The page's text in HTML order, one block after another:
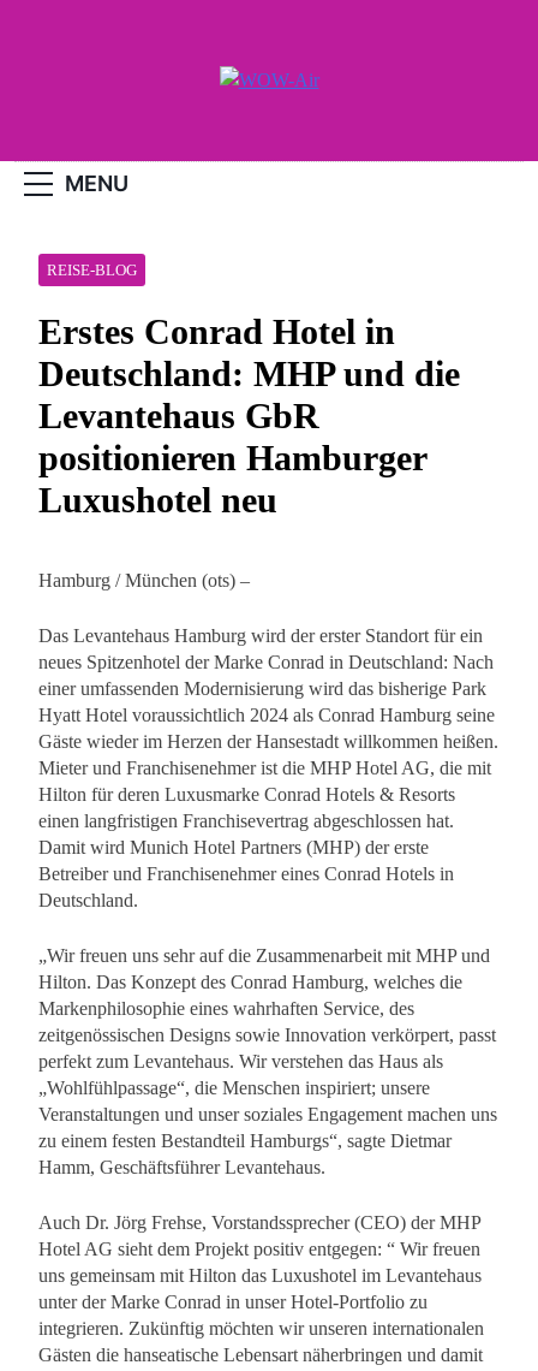
MENU
REISE-BLOG
Erstes Conrad Hotel in
Deutschland: MHP und die
Levantehaus GbR
positionieren Hamburger
Luxushotel neu
Hamburg / München (ots) –
Das Levantehaus Hamburg wird der erster Standort für ein
neues Spitzenhotel der Marke Conrad in Deutschland: Nach
einer umfassenden Modernisierung wird das bisherige Park
Hyatt Hotel voraussichtlich 2024 als Conrad Hamburg seine
Gäste wieder im Herzen der Hansestadt willkommen heißen.
Mieter und Franchisenehmer ist die MHP Hotel AG, die mit
Hilton für deren Luxusmarke Conrad Hotels & Resorts
einen langfristigen Franchisevertrag abgeschlossen hat.
Damit wird Munich Hotel Partners (MHP) der erste
Betreiber und Franchisenehmer eines Conrad Hotels in
Deutschland.
„Wir freuen uns sehr auf die Zusammenarbeit mit MHP und
Hilton. Das Konzept des Conrad Hamburg, welches die
Markenphilosophie eines wahrhaften Service, des
zeitgenössischen Designs sowie Innovation verkörpert, passt
perfekt zum Levantehaus. Wir verstehen das Haus als
„Wohlfühlpassage“, die Menschen inspiriert; unsere
Veranstaltungen und unser soziales Engagement machen uns
zu einem festen Bestandteil Hamburgs“, sagte Dietmar
Hamm, Geschäftsführer Levantehaus.
Auch Dr. Jörg Frehse, Vorstandssprecher (CEO) der MHP
Hotel AG sieht dem Projekt positiv entgegen: “ Wir freuen
uns gemeinsam mit Hilton das Luxushotel im Levantehaus
unter der Marke Conrad in unser Hotel-Portfolio zu
integrieren. Zukünftig möchten wir unseren internationalen
Gästen die hanseatische Lebensart näherbringen und damit